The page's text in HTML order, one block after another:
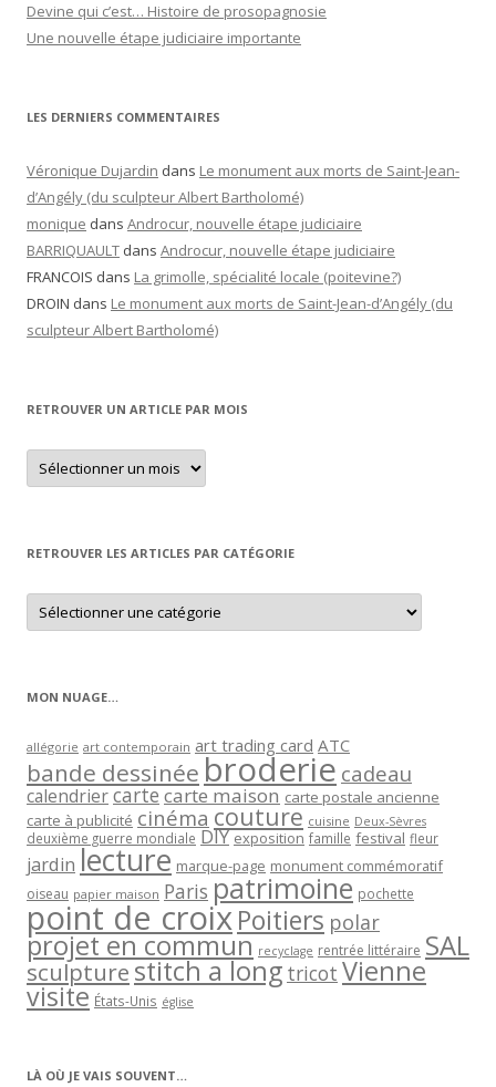
Devine qui c’est… Histoire de prosopagnosie
Une nouvelle étape judiciaire importante
LES DERNIERS COMMENTAIRES
Véronique Dujardin dans Le monument aux morts de Saint-Jean-
d’Angély (du sculpteur Albert Bartholomé)
monique dans Androcur, nouvelle étape judiciaire
BARRIQUAULT dans Androcur, nouvelle étape judiciaire
FRANCOIS dans La grimolle, spécialité locale (poitevine?)
DROIN dans Le monument aux morts de Saint-Jean-d’Angély (du
sculpteur Albert Bartholomé)
RETROUVER UN ARTICLE PAR MOIS
Retrouver
un
article
RETROUVER LES ARTICLES PAR CATÉGORIE
Retrouver
les
articles
MON NUAGE…
allégorie art contemporain art trading card ATC
bande dessinée broderie cadeau
calendriercartecarte maison carte postale ancienne
carte à publicité cinéma couture cuisine Deux-Sèvres
deuxième guerre mondiale DIY exposition famille festival fleur
jardin lecture marque-page monument commémoratif
oiseau papier maison Paris patrimoine pochette
point de croixPoitiers polar
projet en commun recyclage rentrée littéraire SAL
sculpturestitch a long tricot Vienne
visite États-Unis église
LÀ OÙ JE VAIS SOUVENT…